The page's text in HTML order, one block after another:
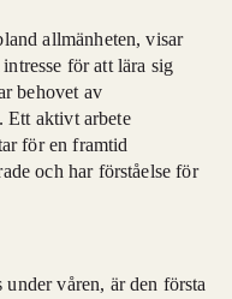
allmänheten, visar
för att lära sig
behovet av
Ett aktivt arbete
för en framtid
och har förståelse för
våren, är den första